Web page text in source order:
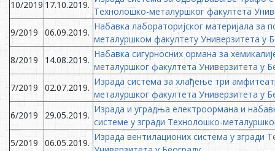
10/2019 17.10.2019.
Технолошко-металуршког факултета
9/2019
06.09.2019.
Набавка лабораторијског материјала
металуршком факултету Универзитета у
8/2019
14.08.2019.
Набавка сигурносних ормана за
металуршког факултета Универзитета у
7/2019
02.07.2019.
Израда система за хлађење три
металуршког факултета Универзитета у
6/2019
29.05.2019.
Израда и уградња електроормана и
системе у згради Технолошко-
5/2019
06.05.2019.
Израда вентилационих система у згради